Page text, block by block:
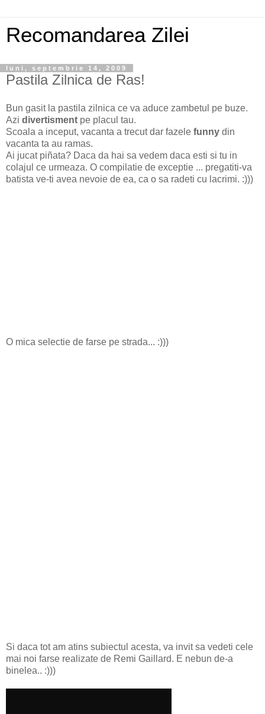
Recomandarea Zilei
luni, septembrie 14, 2009
Pastila Zilnica de Ras!
Bun gasit la pastila zilnica ce va aduce zambetul pe buze.
Azi divertisment pe placul tau.
Scoala a inceput, vacanta a trecut dar fazele funny din
vacanta ta au ramas.
Ai jucat piñata? Daca da hai sa vedem daca esti si tu in
colajul ce urmeaza. O compilatie de exceptie ... pregatiti-va
batista ve-ti avea nevoie de ea, ca o sa radeti cu lacrimi. :)))
O mica selectie de farse pe strada... :)))
Si daca tot am atins subiectul acesta, va invit sa vedeti cele
mai noi farse realizate de Remi Gaillard. E nebun de-a
binelea.. :)))